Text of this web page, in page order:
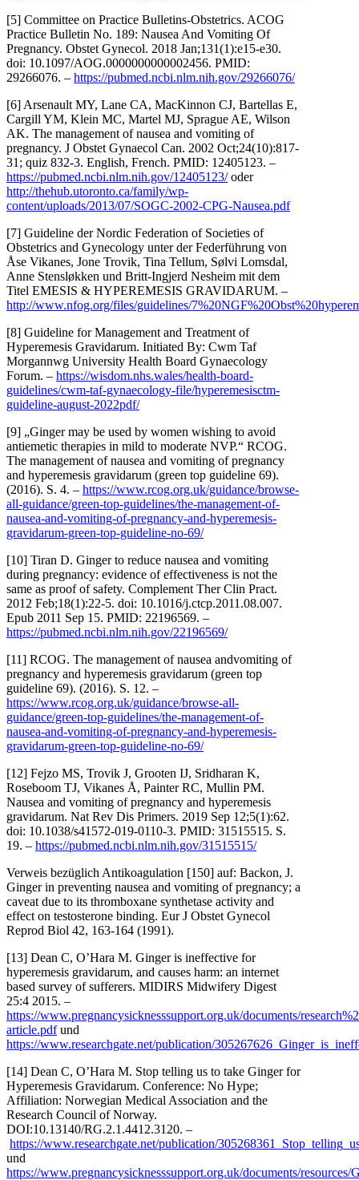
[5] Committee on Practice Bulletins-Obstetrics. ACOG
Practice Bulletin No. 189: Nausea And Vomiting Of
Pregnancy. Obstet Gynecol. 2018 Jan;131(1):e15-e30.
doi: 10.1097/AOG.0000000000002456. PMID:
29266076. – https://pubmed.ncbi.nlm.nih.gov/29266076/
[6] Arsenault MY, Lane CA, MacKinnon CJ, Bartellas E,
Cargill YM, Klein MC, Martel MJ, Sprague AE, Wilson
AK. The management of nausea and vomiting of
pregnancy. J Obstet Gynaecol Can. 2002 Oct;24(10):817-
31; quiz 832-3. English, French. PMID: 12405123. –
https://pubmed.ncbi.nlm.nih.gov/12405123/oder
http://thehub.utoronto.ca/family/wp-
content/uploads/2013/07/SOGC-2002-CPG-Nausea.pdf
[7] Guideline der Nordic Federation of Societies of
Obstetrics and Gynecology unter der Federführung von
Åse Vikanes, Jone Trovik, Tina Tellum, Sølvi Lomsdal,
Anne Stensløkken und Britt-Ingjerd Nesheim mit dem
Titel EMESIS & HYPEREMESIS GRAVIDARUM. –
http://www.nfog.org/files/guidelines/
[8] Guideline for Management and Treatment of
Hyperemesis Gravidarum. Initiated By: Cwm Taf
Morgannwg University Health Board Gynaecology
Forum. – https://wisdom.nhs.wales/health-board-
guidelines/cwm-taf-gynaecology-file/hyperemesisctm-
guideline-august-2022pdf/
[9] „Ginger may be used by women wishing to avoid
antiemetic therapies in mild to moderate NVP.“ RCOG.
The management of nausea and vomiting of pregnancy
and hyperemesis gravidarum (green top guideline 69).
(2016). S. 4. – https://www.rcog.org.uk/guidance/browse-
all-guidance/green-top-guidelines/the-management-of-
nausea-and-vomiting-of-pregnancy-and-hyperemesis-
gravidarum-green-top-guideline-no-69/
[10] Tiran D. Ginger to reduce nausea and vomiting
during pregnancy: evidence of effectiveness is not the
same as proof of safety. Complement Ther Clin Pract.
2012 Feb;18(1):22-5. doi: 10.1016/j.ctcp.2011.08.007.
Epub 2011 Sep 15. PMID: 22196569. –
https://pubmed.ncbi.nlm.nih.gov/22196569/
[11] RCOG. The management of nausea andvomiting of
pregnancy and hyperemesis gravidarum (green top
guideline 69). (2016). S. 12. –
https://www.rcog.org.uk/guidance/browse-all-
guidance/green-top-guidelines/the-management-of-
nausea-and-vomiting-of-pregnancy-and-hyperemesis-
gravidarum-green-top-guideline-no-69/
[12] Fejzo MS, Trovik J, Grooten IJ, Sridharan K,
Roseboom TJ, Vikanes Å, Painter RC, Mullin PM.
Nausea and vomiting of pregnancy and hyperemesis
gravidarum. Nat Rev Dis Primers. 2019 Sep 12;5(1):62.
doi: 10.1038/s41572-019-0110-3. PMID: 31515515. S.
19. – https://pubmed.ncbi.nlm.nih.gov/31515515/
Verweis bezüglich Antikoagulation [150] auf: Backon, J.
Ginger in preventing nausea and vomiting of pregnancy; a
caveat due to its thromboxane synthetase activity and
effect on testosterone binding. Eur J Obstet Gynecol
Reprod Biol 42, 163-164 (1991).
[13] Dean C, O’Hara M. Ginger is ineffective for
hyperemesis gravidarum, and causes harm: an internet
based survey of sufferers. MIDIRS Midwifery Digest
25:4 2015. –
https://www.pregnancysicknesssupport.org.uk/documents/
article.pdfund
https://www.researchgate.net/publication/
[14] Dean C, O’Hara M. Stop telling us to take Ginger for
Hyperemesis Gravidarum. Conference: No Hype;
Affiliation: Norwegian Medical Association and the
Research Council of Norway.
DOI:10.13140/RG.2.1.4412.3120. –
https://www.researchgate.net/publication/
und
https://www.pregnancysicknesssupport.org.uk/documents/